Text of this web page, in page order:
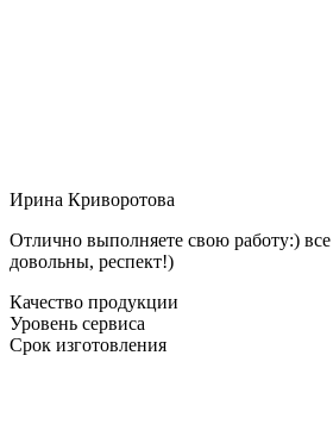
Ирина Криворотова
Отлично выполняете свою работу:) все
довольны, респект!)
Качество продукции
Уровень сервиса
Срок изготовления